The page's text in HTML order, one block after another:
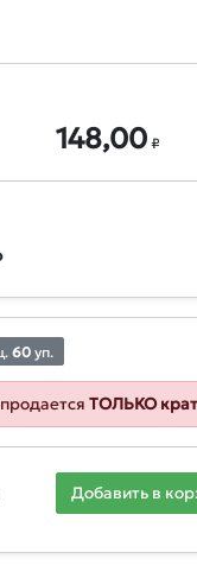
148,00 ₽
60 уп.
ТОЛЬКО
Добавить в